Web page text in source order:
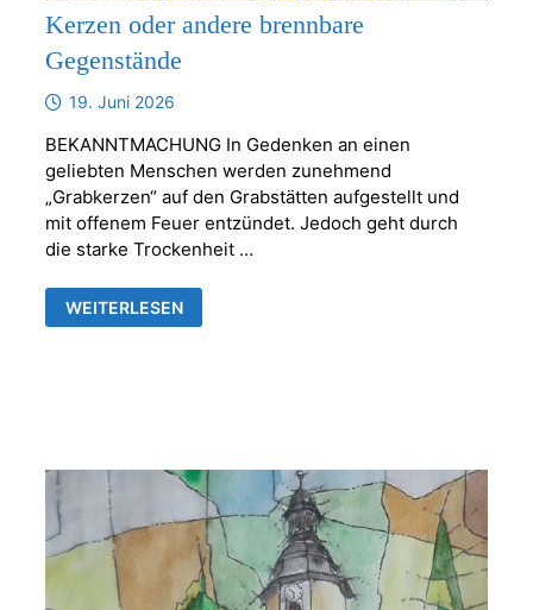
Kerzen oder andere brennbare
Gegenstände
19. Juni 2026
BEKANNTMACHUNG In Gedenken an einen
geliebten Menschen werden zunehmend
„Grabkerzen“ auf den Grabstätten aufgestellt und
mit offenem Feuer entzündet. Jedoch geht durch
die starke Trockenheit …
KERZEN
ODER
WEITERLESEN